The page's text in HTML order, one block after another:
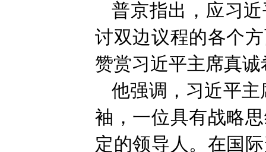
普京指出，应习
讨双边议程的各个
赞赏习近平主席真
他强调，习近平
袖，一位具有战略
定的领导人。在国